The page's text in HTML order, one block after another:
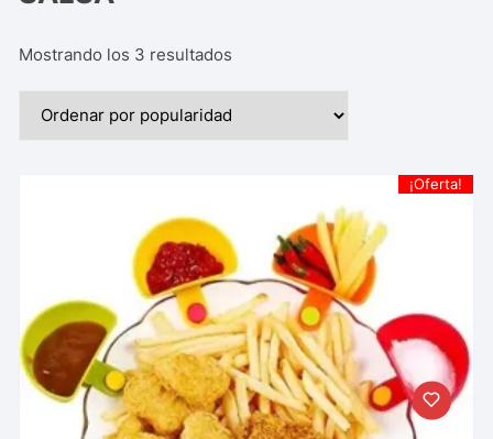
Mostrando los 3 resultados
¡Oferta!